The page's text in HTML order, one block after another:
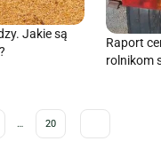
Jakie są
Raport
rolnikom
… 20